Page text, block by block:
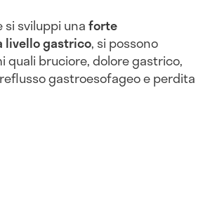
si sviluppi unaforte
livello gastrico, si possono
quali bruciore, dolore gastrico,
gastroesofageo e perdita